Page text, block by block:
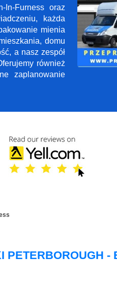
Furness oraz
każda
mienia
domu
a nasz zespół
również
zaplanowanie
PETERBOROUGH -